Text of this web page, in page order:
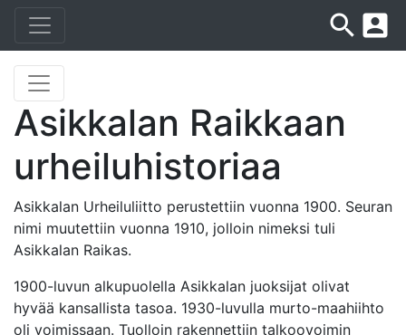
search account_box
Asikkalan Raikkaan
urheiluhistoriaa
Asikkalan Urheiluliitto perustettiin vuonna 1900. Seuran
nimi muutettiin vuonna 1910, jolloin nimeksi tuli
Asikkalan Raikas.
1900-luvun alkupuolella Asikkalan juoksijat olivat
hyvää kansallista tasoa. 1930-luvulla murto-maahiihto
oli voimissaan. Tuolloin rakennettiin talkoovoimin